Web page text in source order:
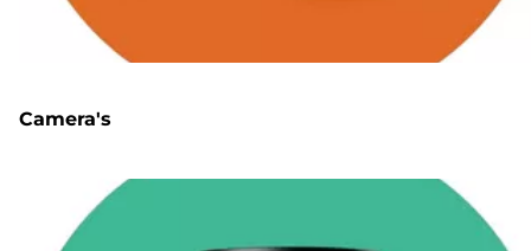
Camera's